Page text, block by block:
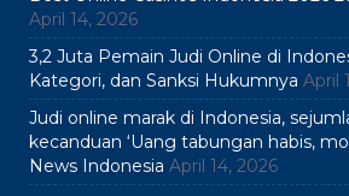
April 14, 2026
3,2 Juta Pemain Judi Online di
Kategori, dan Sanksi Hukumnya April
Judi online marak di Indonesia,
kecanduan ‘Uang tabungan habis,
News Indonesia April 14, 2026